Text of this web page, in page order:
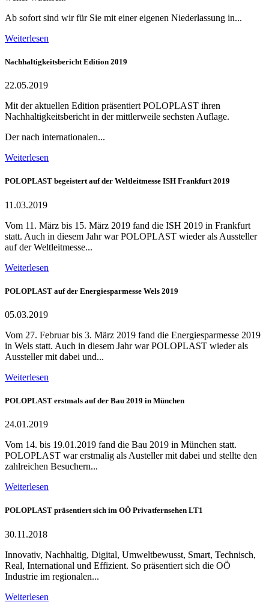
Ab sofort sind wir für Sie mit einer eigenen Niederlassung in...
Weiterlesen
Nachhaltigkeitsbericht Edition 2019
22.05.2019
Mit der aktuellen Edition präsentiert POLOPLAST ihren
Nachhaltigkeitsbericht in der mittlerweile sechsten Auflage.
Der nach internationalen...
Weiterlesen
POLOPLAST begeistert auf der Weltleitmesse ISH Frankfurt 2019
11.03.2019
Vom 11. März bis 15. März 2019 fand die ISH 2019 in Frankfurt
statt. Auch in diesem Jahr war POLOPLAST wieder als Aussteller
auf der Weltleitmesse...
Weiterlesen
POLOPLAST auf der Energiesparmesse Wels 2019
05.03.2019
Vom 27. Februar bis 3. März 2019 fand die Energiesparmesse 2019
in Wels statt. Auch in diesem Jahr war POLOPLAST wieder als
Aussteller mit dabei und...
Weiterlesen
POLOPLAST erstmals auf der Bau 2019 in München
24.01.2019
Vom 14. bis 19.01.2019 fand die Bau 2019 in München statt.
POLOPLAST war erstmalig als Austeller mit dabei und stellte den
zahlreichen Besuchern...
Weiterlesen
POLOPLAST präsentiert sich im OÖ Privatfernsehen LT1
30.11.2018
Innovativ, Nachhaltig, Digital, Umweltbewusst, Smart, Technisch,
Real, International und Effizient. So präsentiert sich die OÖ
Industrie im regionalen...
Weiterlesen